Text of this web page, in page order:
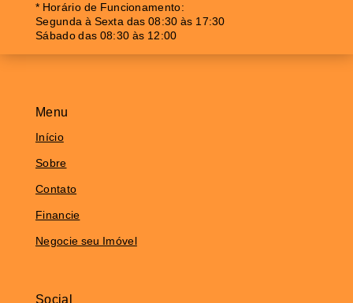
Menu
Início
Sobre
Contato
Financie
Negocie seu Imóvel
Social
* Horário de Funcionamento:
Segunda à Sexta das 08:30 às 17:30
Sábado das 08:30 às 12:00